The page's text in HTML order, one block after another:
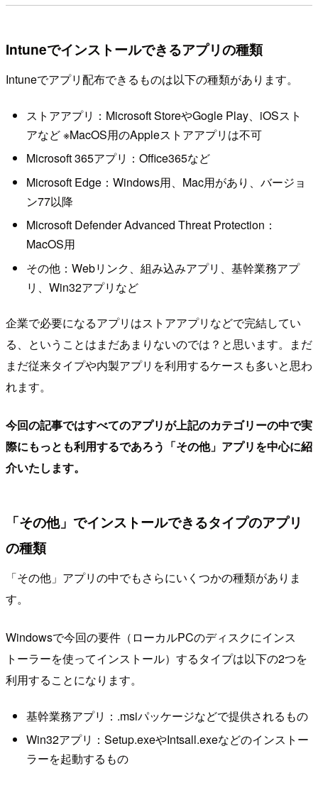
Intuneでインストールできるアプリの種類
Intuneでアプリ配布できるものは以下の種類があります。
ストアアプリ：Microsoft StoreやGogle Play、iOSスト
アなど ※MacOS用のAppleストアアプリは不可
Microsoft 365アプリ：Office365など
Microsoft Edge：Windows用、Mac用があり、バージョ
ン77以降
Microsoft Defender Advanced Threat Protection：
MacOS用
その他：Webリンク、組み込みアプリ、基幹業務アプ
リ、Win32アプリなど
企業で必要になるアプリはストアアプリなどで完結してい
る、ということはまだあまりないのでは？と思います。まだ
まだ従来タイプや内製アプリを利用するケースも多いと思わ
れます。
今回の記事ではすべてのアプリが上記のカテゴリーの中で実
際にもっとも利用するであろう「その他」アプリを中心に紹
介いたします。
「その他」でインストールできるタイプのアプリ
の種類
「その他」アプリの中でもさらにいくつかの種類がありま
す。
Windowsで今回の要件（ローカルPCのディスクにインス
トーラーを使ってインストール）するタイプは以下の2つを
利用することになります。
基幹業務アプリ：.msiパッケージなどで提供されるもの
Win32アプリ：Setup.exeやIntsall.exeなどのインストー
ラーを起動するもの